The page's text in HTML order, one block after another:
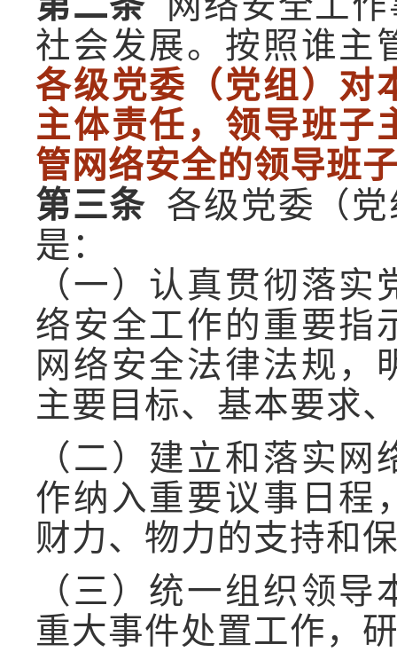
社会发展。按照谁主
各级党委（党组）对
主体责任，领导班子
管网络安全的领导班
第三条 各级党委（
是：
（一）认真贯彻落
络安全工作的重要指
网络安全法律法规，
主要目标、基本要求
（二）建立和落实
作纳入重要议事日程
财力、物力的支持和
（三）统一组织领
重大事件处置工作，